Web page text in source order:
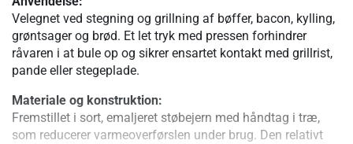
Velegnet ved stegning og grillning af bøffer, bacon, kylling,
grøntsager og brød. Et let tryk med pressen forhindrer
råvaren i at bule op og sikrer ensartet kontakt med grillrist,
pande eller stegeplade.
Materiale og konstruktion:
Fremstillet i sort, emaljeret støbejern med håndtag i træ,
som reducerer varmeoverførslen under brug. Den relativt